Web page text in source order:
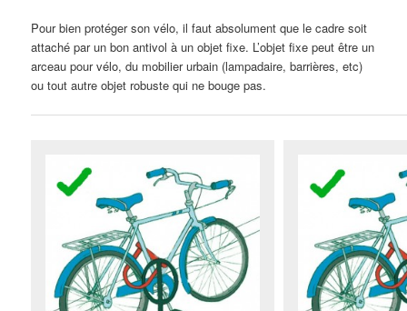
Pour bien protéger son vélo, il faut absolument que le cadre soit
attaché par un bon antivol à un objet fixe. L’objet fixe peut être un
arceau pour vélo, du mobilier urbain (lampadaire, barrières, etc)
ou tout autre objet robuste qui ne bouge pas.